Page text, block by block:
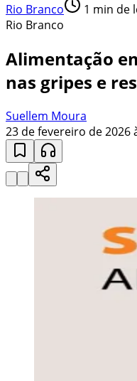
Rio Branco 1 min de
Rio Branco
Alimentação
nas gripes e
Suellem Moura
23 de fevereiro de 2026